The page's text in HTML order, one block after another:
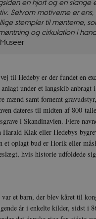
en hjort og en slange
Selvom motiverne er ens,
stempler til mønterne,
og cirkulation i
til Hedeby er der fundet en
under et langskib anbragt
mænd samt fornemt
dateres til midten af 800-
i Skandinavien. Flere
Klak eller Hedebys
et oplagt bud er Horik eller
hvis historie udfoldede
et barn, der blev kåret til
år i enkelte kilder, sidst i